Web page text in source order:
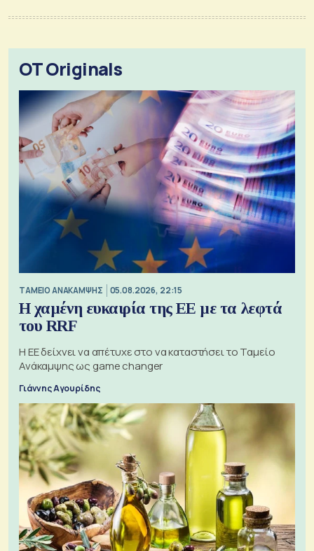
OT Originals
ΤΑΜΕΙΟ ΑΝΑΚΑΜΨΗΣ 05.08.2026, 22:15
Η χαμένη ευκαιρία της ΕΕ με τα λεφτά
του RRF
Η ΕΕ δείχνει να απέτυχε στο να καταστήσει το Ταμείο
Ανάκαμψης ως game changer
Γιάννης Αγουρίδης